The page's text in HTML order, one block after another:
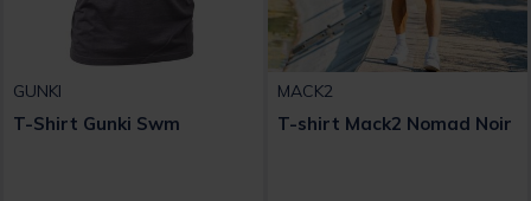
GUNKI
T-Shirt Gunki Swm
MACK2
T-shirt Mack2 Nomad Noir